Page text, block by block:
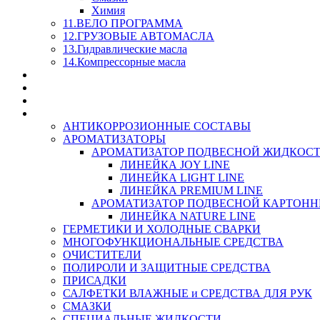
Химия
11.ВЕЛО ПРОГРАММА
12.ГРУЗОВЫЕ АВТОМАСЛА
13.Гидравлические масла
14.Компрессорные масла
АНТИКОРРОЗИОННЫЕ СОСТАВЫ
АРОМАТИЗАТОРЫ
АРОМАТИЗАТОР ПОДВЕСНОЙ
ЛИНЕЙКА JOY LINE
ЛИНЕЙКА LIGHT LINE
ЛИНЕЙКА PREMIUM LINE
АРОМАТИЗАТОР ПОДВЕСНОЙ
ЛИНЕЙКА NATURE LINE
ГЕРМЕТИКИ И ХОЛОДНЫЕ СВАРКИ
МНОГОФУНКЦИОНАЛЬНЫЕ СРЕДСТВА
ОЧИСТИТЕЛИ
ПОЛИРОЛИ И ЗАЩИТНЫЕ СРЕДСТВА
ПРИСАДКИ
САЛФЕТКИ ВЛАЖНЫЕ и СРЕДСТВА ДЛЯ РУК
СМАЗКИ